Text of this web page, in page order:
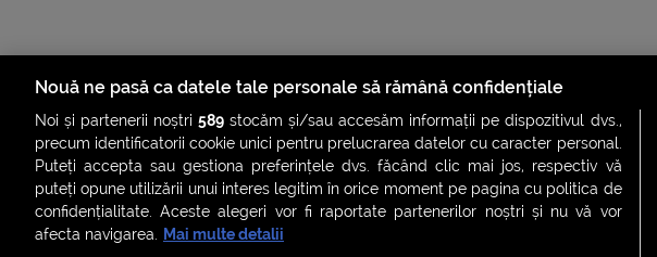
Nouă ne pasă ca datele tale personale să rămână confidențiale
Noi și partenerii noștri589 stocăm și/sau accesăm informații pe dispozitivul dvs.,
precum identificatorii cookie unici pentru prelucrarea datelor cu caracter personal.
Puteți accepta sau gestiona preferințele dvs. făcând clic mai jos, respectiv vă
puteți opune utilizării unui interes legitim în orice moment pe pagina cu politica de
confidențialitate. Aceste alegeri vor fi raportate partenerilor noștri și nu vă vor
afecta navigarea. Mai multe detalii